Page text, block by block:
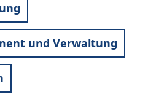
und Verwaltung